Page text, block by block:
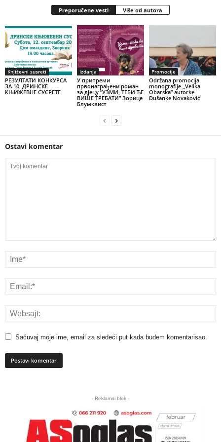
Preporučene vesti Više od autora
Književni susreti
РЕЗУЛТАТИ КОНКУРСА
ЗА 10. ДРИНСКЕ
КЊИЖЕВНЕ СУСРЕТЕ
Izdanja
У припреми
првонаграђени роман
за дјецу ”УЗМИ, ТЕБИ ЋЕ
ВИШЕ ТРЕБАТИ” Зорице
Блумквист
Promocije
Održana promocija
monografije „Velika
Obarska” autorke
Dušanke Novaković
Ostavi komentar
Sačuvaj moje ime, email za sledeći put kada budem komentarisao.
- Reklamni blok -